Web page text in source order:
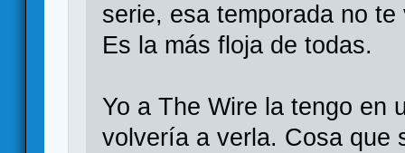
serie, esa temporada no
Es la más floja de todas.
Yo a The Wire la tengo en
volvería a verla. Cosa que